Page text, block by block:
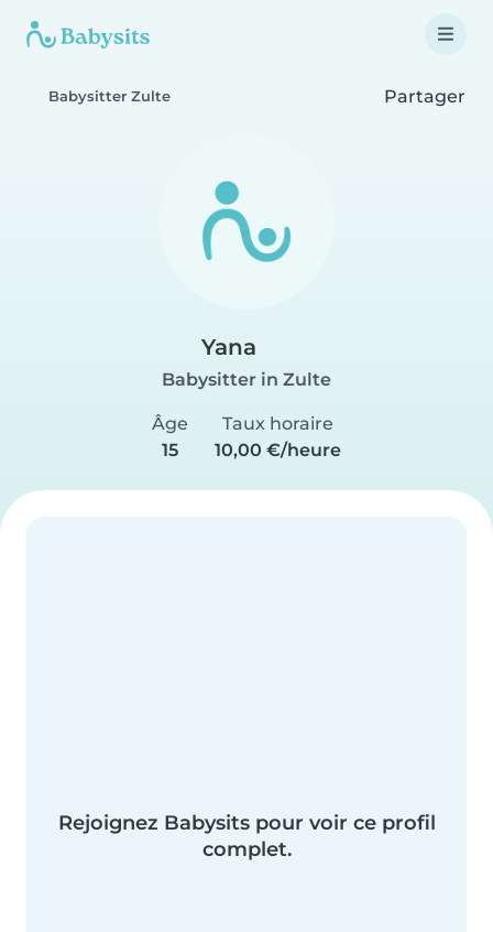
Babysitter Zulte Partager
Yana
Babysitter in Zulte
Âge
15
Taux horaire
10,00 €/heure
Rejoignez Babysits pour voir ce profil
complet.